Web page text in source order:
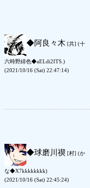
◆阿良々木 [共] (十
六時野緋色◆aELdi2ITS.)
(2021/10/16 (Sat) 22:47:14)
◆球磨川禊 [村] (か
な◆X7kkkkkkkk)
(2021/10/16 (Sat) 22:45:24)